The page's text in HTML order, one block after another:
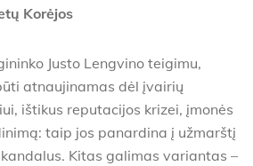
Korėjos
Justo Lengvino teigimu,
atnaujinamas dėl įvairių
ištikus reputacijos krizei, įmonės
taip jos panardina į užmarštį
Kitas galimas variantas –